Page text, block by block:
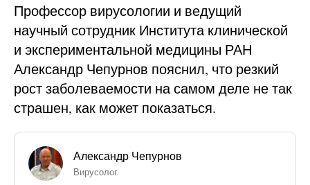
Профессор вирусологии и ведущий
научный сотрудник Института клинической
и экспериментальной медицины РАН
Александр Чепурнов пояснил, что резкий
рост заболеваемости на самом деле не так
страшен, как может показаться.
Александр Чепурнов
Вирусолог.